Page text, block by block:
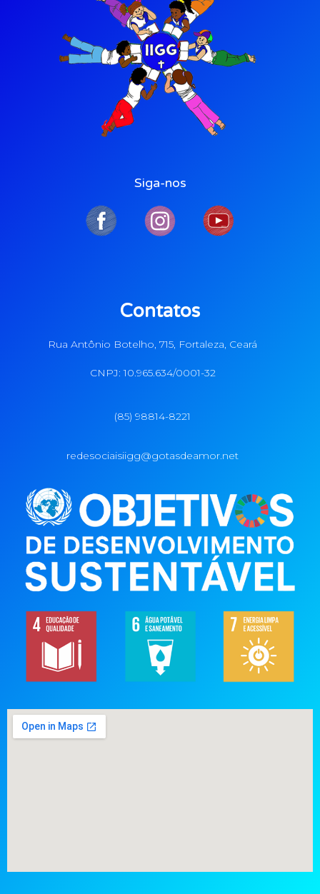
Siga-nos
Contatos
Rua Antônio Botelho, 715, Fortaleza, Ceará
CNPJ: 10.965.634/0001-32
(85) 98814-8221
redesociaisiigg@gotasdeamor.net